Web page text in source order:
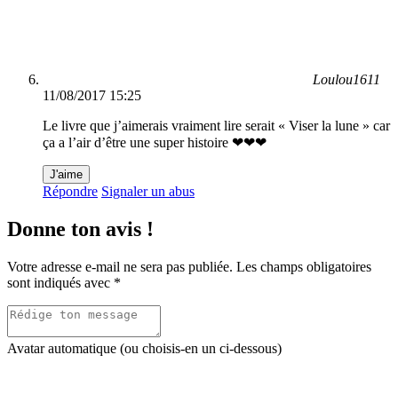
Loulou1611
11/08/2017 15:25
Le livre que j’aimerais vraiment lire serait « Viser la lune » car
ça a l’air d’être une super histoire ❤❤❤
J'aime
Répondre Signaler un abus
Donne ton avis !
Votre adresse e-mail ne sera pas publiée. Les champs obligatoires
sont indiqués avec *
Avatar automatique (ou choisis-en un ci-dessous)